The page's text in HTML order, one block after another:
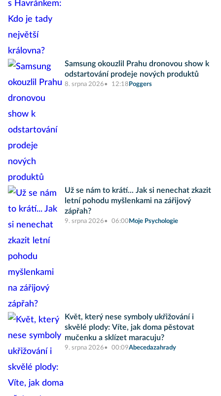
Samsung okouzlil Prahu dronovou show k
odstartování prodeje nových produktů
8. srpna 2026 12:18 Poggers
Už se nám to krátí... Jak si nenechat zkazit
letní pohodu myšlenkami na zářijový
zápřah?
9. srpna 2026 06:00 Moje Psychologie
Květ, který nese symboly ukřižování i
skvělé plody: Víte, jak doma pěstovat
mučenku a sklízet maracuju?
9. srpna 2026 00:09Abecedazahrady